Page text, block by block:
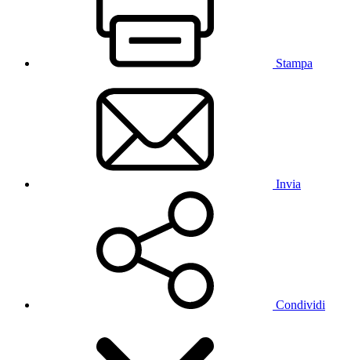
Stampa
Invia
Condividi